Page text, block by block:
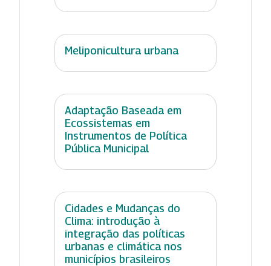
Meliponicultura urbana
Adaptação Baseada em
Ecossistemas em
Instrumentos de Política
Pública Municipal
Cidades e Mudanças do
Clima: introdução à
integração das políticas
urbanas e climática nos
municípios brasileiros